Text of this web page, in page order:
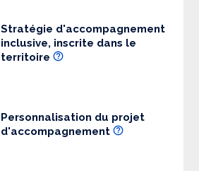
Stratégie d'accompagnement
inclusive, inscrite dans le
territoire
Personnalisation du projet
d'accompagnement